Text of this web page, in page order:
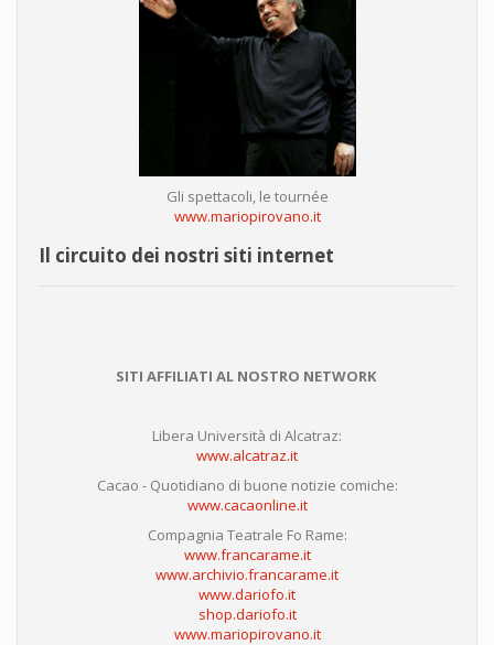
Gli spettacoli, le tournée
www.mariopirovano.it
Il circuito dei nostri siti internet
SITI AFFILIATI AL NOSTRO NETWORK
Libera Università di Alcatraz:
www.alcatraz.it
Cacao - Quotidiano di buone notizie comiche:
www.cacaonline.it
Compagnia Teatrale Fo Rame:
www.francarame.it
www.archivio.francarame.it
www.dariofo.it
shop.dariofo.it
www.mariopirovano.it